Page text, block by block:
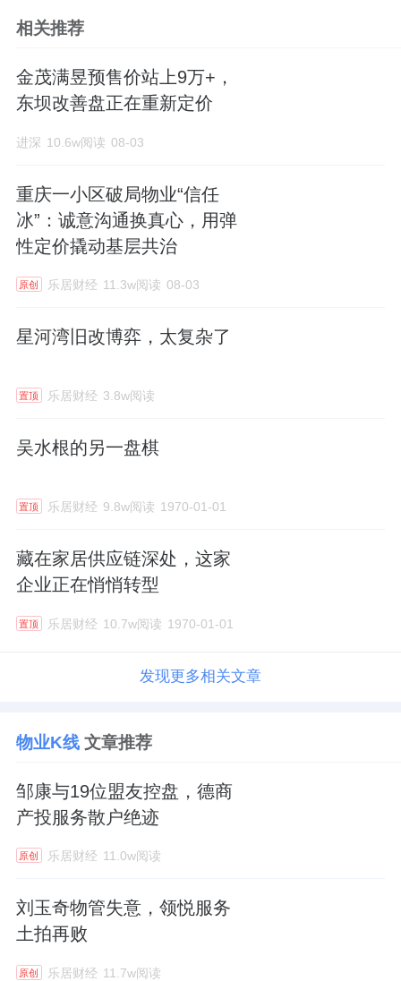
相关推荐
金茂满昱预售价站上9万+，
东坝改善盘正在重新定价
进深 10.6w阅读 08-03
重庆一小区破局物业“信任
冰”：诚意沟通换真心，用弹
性定价撬动基层共治
原创 乐居财经 11.3w阅读 08-03
星河湾旧改博弈，太复杂了
置顶 乐居财经 3.8w阅读
吴水根的另一盘棋
置顶 乐居财经 9.8w阅读 1970-01-01
藏在家居供应链深处，这家
企业正在悄悄转型
置顶 乐居财经 10.7w阅读 1970-01-01
发现更多相关文章
物业K线文章推荐
邹康与19位盟友控盘，德商
产投服务散户绝迹
原创 乐居财经 11.0w阅读
刘玉奇物管失意，领悦服务
土拍再败
原创 乐居财经 11.7w阅读